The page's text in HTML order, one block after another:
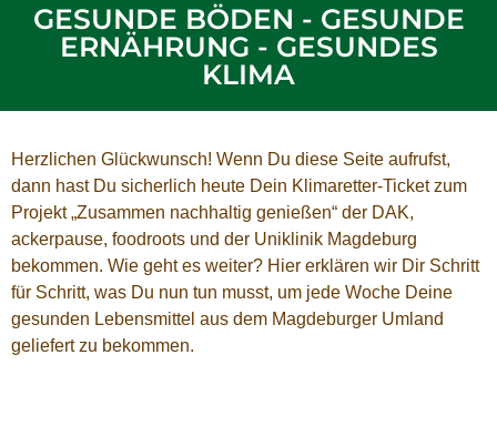
GESUNDE BÖDEN - GESUNDE
ERNÄHRUNG - GESUNDES
KLIMA
Herzlichen Glückwunsch! Wenn Du diese Seite aufrufst,
dann hast Du sicherlich heute Dein Klimaretter-Ticket zum
Projekt „Zusammen nachhaltig genießen“ der DAK,
ackerpause, foodroots und der Uniklinik Magdeburg
bekommen. Wie geht es weiter? Hier erklären wir Dir Schritt
für Schritt, was Du nun tun musst, um jede Woche Deine
gesunden Lebensmittel aus dem Magdeburger Umland
geliefert zu bekommen.